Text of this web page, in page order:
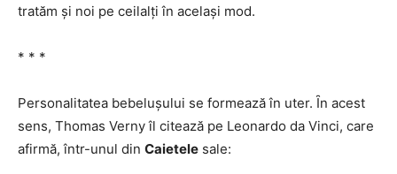
tratăm şi noi pe ceilalți în acelaşi mod.
* * *
Personalitatea bebeluşului se formează în uter. Ȋn acest
sens, Thomas Verny îl citează pe Leonardo da Vinci, care
afirmă, într-unul din Caietele sale: